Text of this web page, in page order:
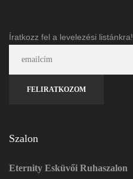
Íratkozz fel a levelezési listánkra!
Szalon
Eternity Esküvői Ruhaszalon